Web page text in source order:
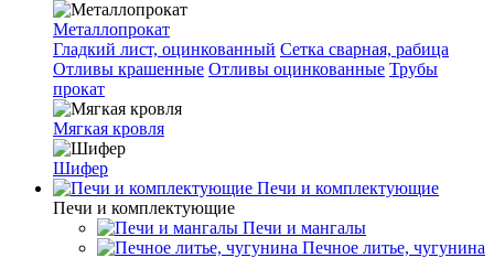
Металлопрокат
Гладкий лист, оцинкованный Сетка сварная, рабица
Отливы крашенные Отливы оцинкованные Трубы
прокат
Мягкая кровля
Шифер
Печи и комплектующие
Печи и комплектующие
Печи и мангалы
Печное литье, чугунина